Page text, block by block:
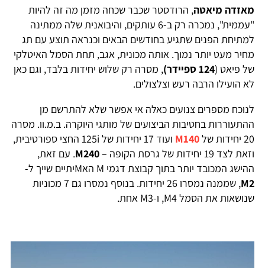
מאזדה מיאטה, הרודסטר שכבר שכחה מזמן מה זה להיות
"עממית", נמכרה רק ב-6 עותקים, והיבואנית שלה ממתינה
למתיחת הפנים שתגיע בחודשים הבאים וכנראה תוצע עם תג
מחיר מעט יותר נמוך. אותה מכונית, אגב, תחת הסמל האיטלקי
של פיאט (124 ספיידר)
, מסרה רק שלוש יחידות בלבד, וגם כאן
לא הועילו הרבה רעש וצלצולים.
לנוכח מספרים צנועים כאלה אי אפשר שלא להתרשם מן
ההתעוררות בחטיבות הביצועים של מותגי היוקרה. ב.מ.וו. מסרה
20 יחידות של
M140
ועוד 17 יחידות של 125i החצי ספורטיבית,
וזאת לצד 19 יחידות של גרסת הקופה –
M240. עם זאת,
ההישג המכובד יותר בתוך קבוצת דגמי M האMיתיים שייך ל-
M2
, שממנה נמסרו 26 יחידות. בנוסף נמסרו גם 7 מכוניות
שנושאות את הסמל M4, ו-M3 אחת.